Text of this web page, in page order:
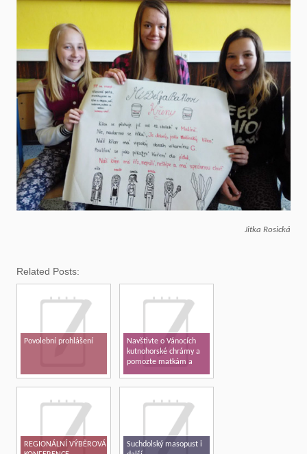
Jitka Rosická
Related Posts:
Povolební prohlášení
Navštivte o Vánocích
kutnohorské chrámy a
pomozte matkám a
REGIONÁLNÍ VÝBĚROVÁ
Suchdolský masopust i